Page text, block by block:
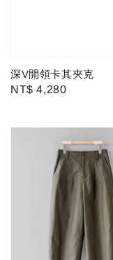
深V開領卡其夾克
Regular
NT$ 4,280